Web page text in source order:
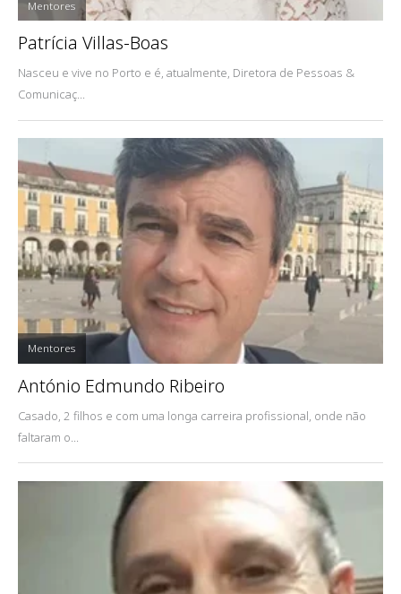
Mentores
Patrícia Villas-Boas
Nasceu e vive no Porto e é, atualmente, Diretora de Pessoas &
Comunicaç...
Mentores
António Edmundo Ribeiro
Casado, 2 filhos e com uma longa carreira profissional, onde não
faltaram o...